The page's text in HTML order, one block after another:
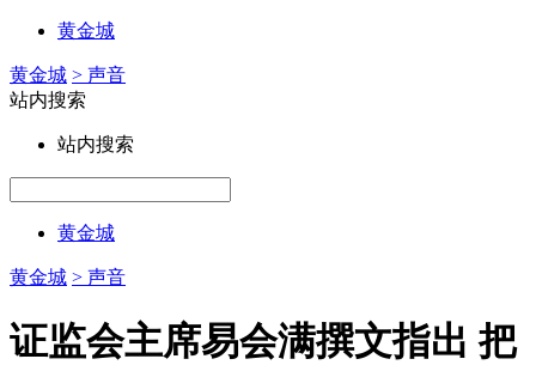
黄金城
黄金城 > 声音
站内搜索
站内搜索
黄金城
黄金城 > 声音
证监会主席易会满撰文指出 把